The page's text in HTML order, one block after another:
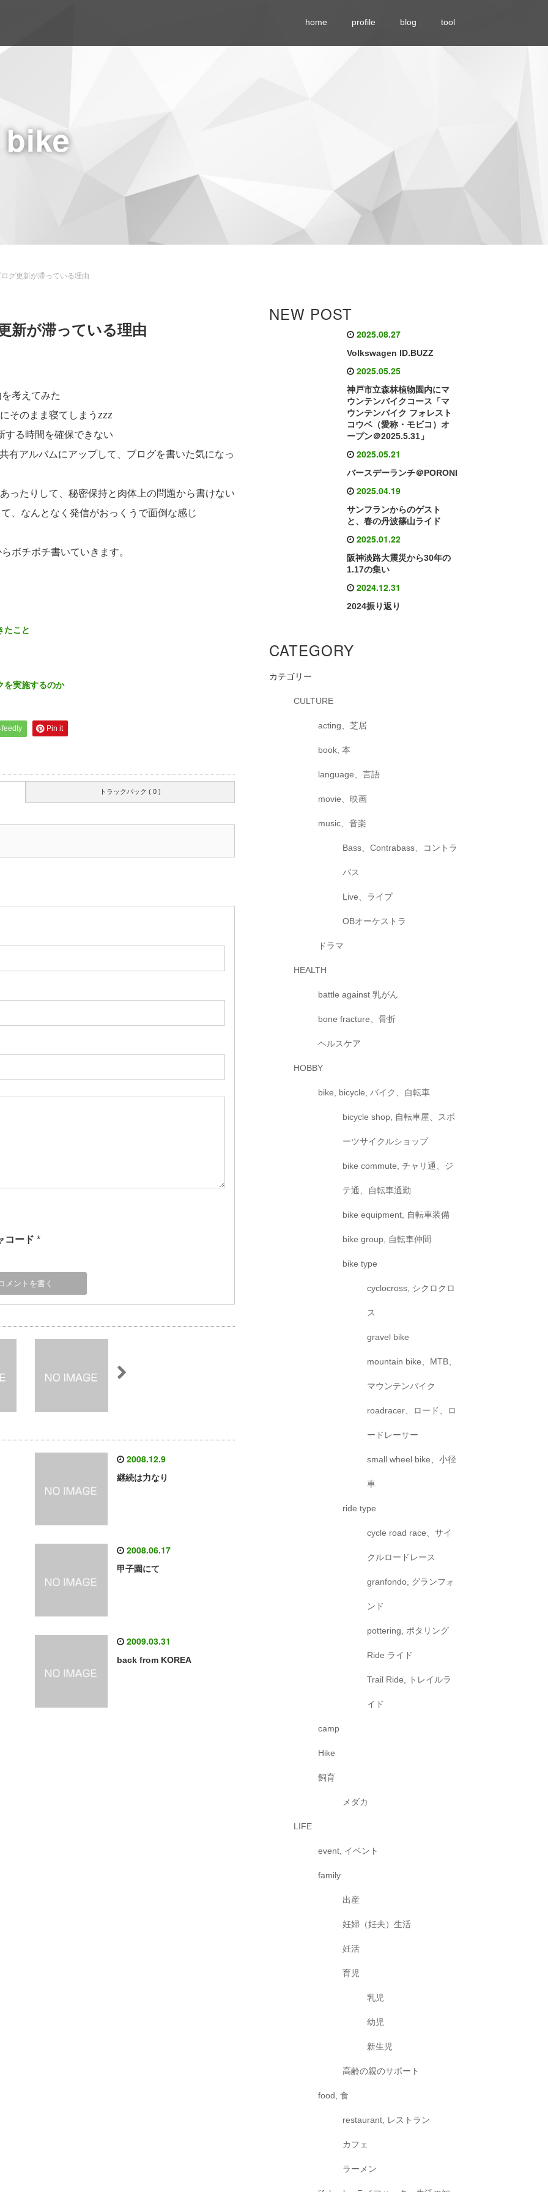
home profile blog tool
グ更新が滞っている理由
新が滞っている理由
考えてみた
そのまま寝てしまうzzz
する時間を確保できない
有アルバムにアップして、ブログを書いた気になっ
ったりして、秘密保持と肉体上の問題から書けない
、なんとなく発信がおっくうで面倒な感じ
ボチボチ書いていきます。
たこと
を実施するのか
feedly Pin it
トラックバック ( 0 )
コード *
2008.12.9
継続は力なり
2008.06.17
甲子園にて
2009.03.31
back from KOREA
NEW POST
2025.08.27
Volkswagen ID.BUZZ
2025.05.25
神戸市立森林植物園内にマ
ウンテンバイクコース「マ
ウンテンバイク フォレスト
コウベ（愛称・モビコ）オ
ープン＠2025.5.31」
2025.05.21
バースデーランチ＠PORONI
2025.04.19
サンフランからのゲスト
と、春の丹波篠山ライド
2025.01.22
阪神淡路大震災から30年の
1.17の集い
2024.12.31
2024振り返り
CATEGORY
カテゴリー
CULTURE
acting、芝居
book, 本
language、言語
movie、映画
music、音楽
Bass、Contrabass、コントラ
バス
Live、ライブ
OBオーケストラ
ドラマ
HEALTH
battle against 乳がん
bone fracture、骨折
ヘルスケア
HOBBY
bike, bicycle, バイク、自転車
bicycle shop, 自転車屋、スポ
ーツサイクルショップ
bike commute, チャリ通、ジ
テ通、自転車通勤
bike equipment, 自転車装備
bike group, 自転車仲間
bike type
cyclocross, シクロクロ
ス
gravel bike
mountain bike、MTB、
マウンテンバイク
roadracer、ロード、ロ
ードレーサー
small wheel bike、小径
車
ride type
cycle road race、サイ
クルロードレース
granfondo, グランフォ
ンド
pottering, ポタリング
Ride ライド
Trail Ride, トレイルラ
イド
camp
Hike
飼育
メダカ
LIFE
event, イベント
family
出産
妊婦（妊夫）生活
妊活
育児
乳児
幼児
新生児
高齢の親のサポート
food, 食
restaurant, レストラン
カフェ
ラーメン